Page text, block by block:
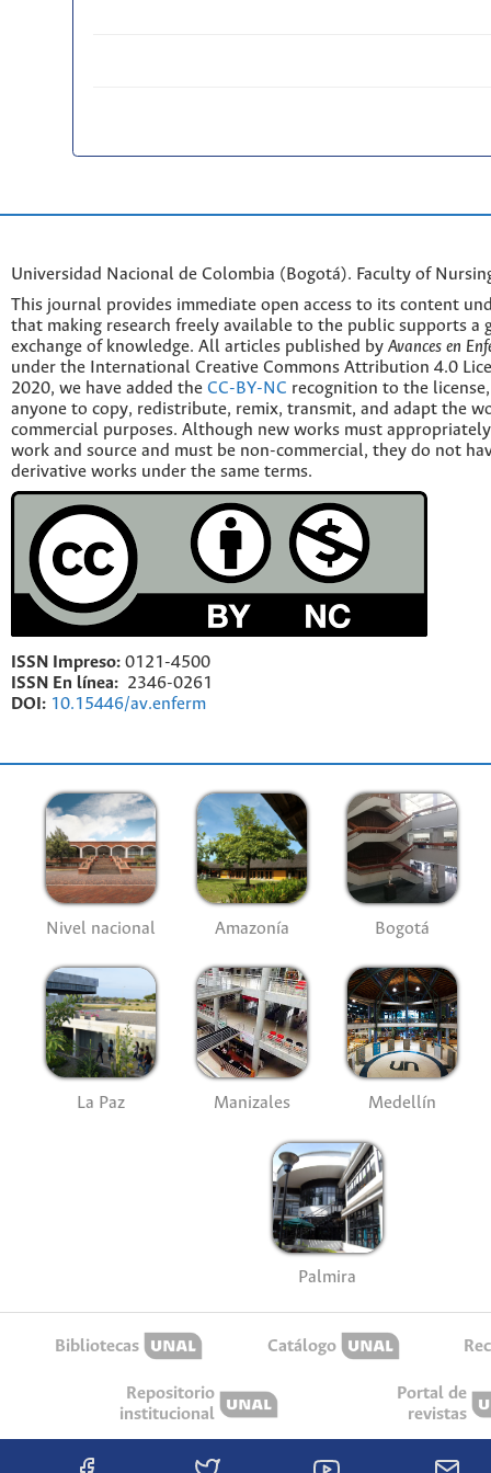
Universidad Nacional de Colombia (Bogotá). Faculty of
This journal provides immediate open access to its content
that making research freely available to the public supports a
exchange of knowledge. All articles published by Avances en
under the International Creative Commons Attribution 4.0
2020, we have added the CC-BY-NC recognition to the
anyone to copy, redistribute, remix, transmit, and adapt the
commercial purposes. Although new works must
work and source and must be non-commercial, they do not
derivative works under the same terms.
ISSN Impreso: 0121-4500
ISSN En línea: 2346-0261
DOI: 10.15446/av.enferm
Nivel nacional Amazonía Bogotá
La Paz Manizales Medellín
Palmira
Bibliotecas Catálogo
Repositorio
institucional
Portal de
revistas